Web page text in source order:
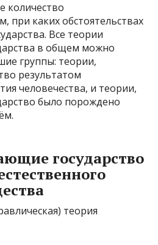
количество
при каких обстоятельствах
Все теории
в общем можно
группы: теории,
результатом
человечества, и теории,
было порождено
государство
теория